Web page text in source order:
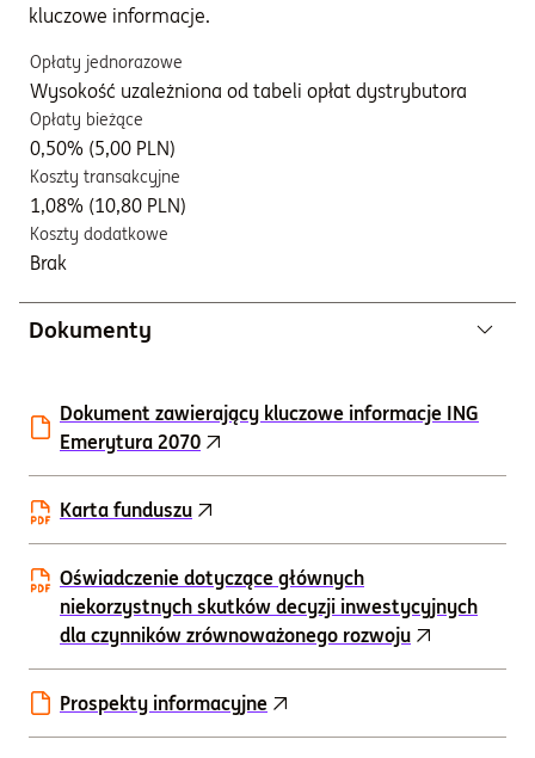
kluczowe informacje.
Opłaty jednorazowe
Wysokość uzależniona od tabeli opłat dystrybutora
Opłaty bieżące
0,50% (5,00 PLN)
Koszty transakcyjne
1,08% (10,80 PLN)
Koszty dodatkowe
Brak
Dokumenty
Dokument zawierający kluczowe informacje ING
Emerytura 2070
Karta funduszu
Oświadczenie dotyczące głównych
niekorzystnych skutków decyzji inwestycyjnych
dla czynników zrównoważonego rozwoju
Prospekty informacyjne